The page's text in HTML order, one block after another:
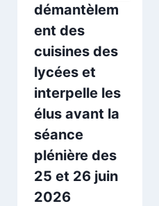
démantèlem
ent des
cuisines des
lycées et
interpelle les
élus avant la
séance
plénière des
25 et 26 juin
2026